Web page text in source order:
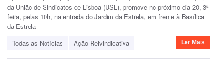
da União de Sindicatos de Lisboa (USL), promove no próximo dia 20, 3ª
feira, pelas 10h, na entrada do Jardim da Estrela, em frente à Basílica
da Estrela
Todas as Notícias
Ação Reivindicativa Ler Mais